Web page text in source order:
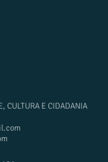
CULTURA E CIDADANIA